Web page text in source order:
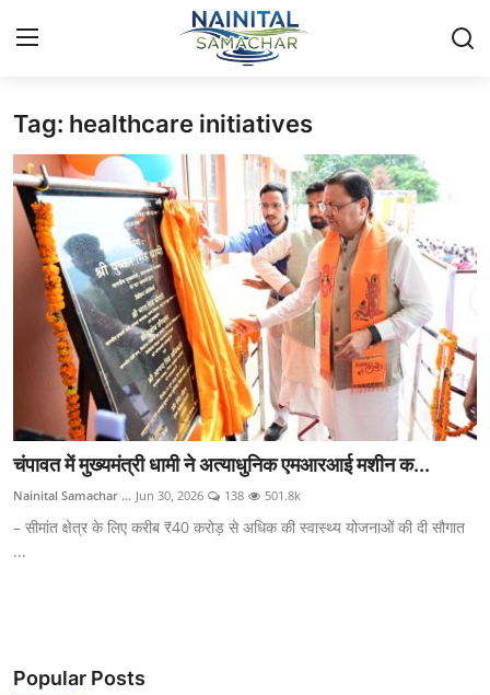
Login Register
Home
🏔️ स्थानीय समाचार
🗳️ राजनीति
🏞️ पर्यटन और संस्कृति
🌍 अंतर्राष्ट्रीय समाचार
💼 व्यापार और अर्थव्यवस्था
Tag: healthcare initiatives
चंपावत में मुख्यमंत्री धामी ने अत्याधुनिक एमआरआई मशीन क...
Nainital Samachar ... Jun 30, 2026 138 501.8k
– सीमांत क्षेत्र के लिए करीब ₹40 करोड़ से अधिक की स्वास्थ्य योजनाओं की दी सौगात
...
Popular Posts